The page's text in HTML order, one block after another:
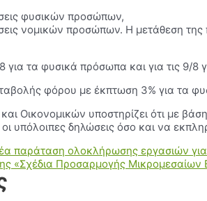
φυσικών προσώπων,
νομικών προσώπων. Η μετάθεση της
8 για τα φυσικά πρόσωπα και για
φόρου με έκπτωση 3% για τα
Οικονομικών υποστηρίζει ότι με
υπόλοιπες δηλώσεις όσο και να
παράταση ολοκλήρωσης εργασιών για
«Σχέδια Προσαρμογής Μικρομεσαίων